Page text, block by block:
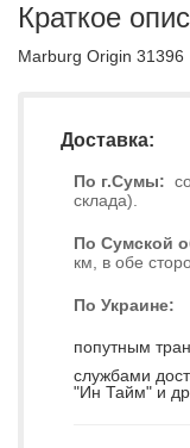
Краткое
Marburg Origin 31396
Доставка:
По г.Сумы:
склада).
По Сумской
км, в обе
По Украине:
попутным
службами
"Ин Тайм" и др.